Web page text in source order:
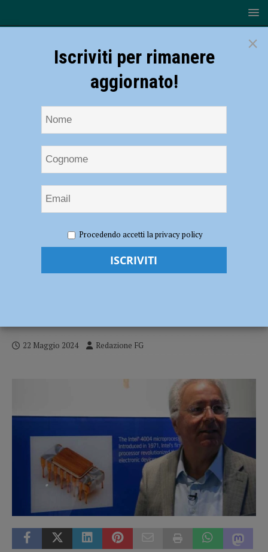
artificiale, Federico Faggin incontra gli studenti a palazzo Gotico il 23
Intelligenza artificiale, Federico Faggin
22 Maggio 2024 Redazione FG
×
Iscriviti per rimanere
aggiornato!
Procedendo accetti la privacy policy